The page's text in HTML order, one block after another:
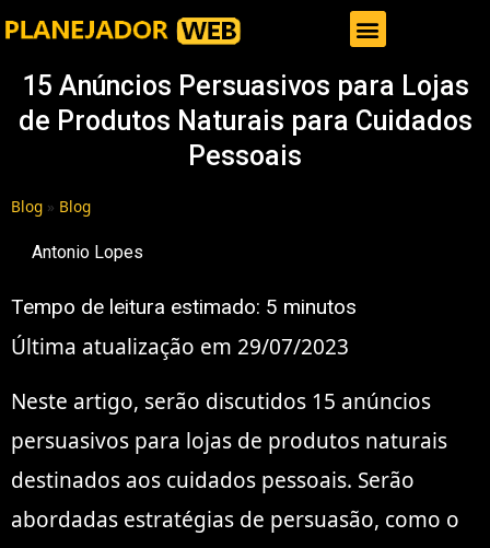
15 Anúncios Persuasivos para Lojas
de Produtos Naturais para Cuidados
Pessoais
Blog » Blog
Antonio Lopes
Tempo de leitura estimado: 5 minutos
Última atualização em 29/07/2023
Neste artigo, serão discutidos 15 anúncios
persuasivos para lojas de produtos naturais
destinados aos cuidados pessoais. Serão
abordadas estratégias de persuasão, como o